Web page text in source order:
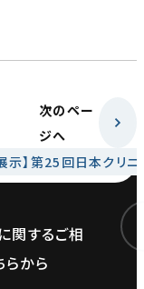
次のペー
ジへ
示】第25回日本クリ
関するご相
から